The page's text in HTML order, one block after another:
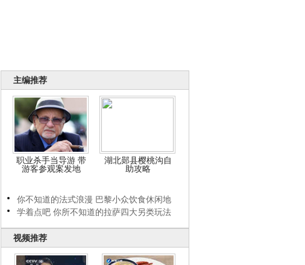
主编推荐
职业杀手当导游 带
游客参观案发地
湖北郧县樱桃沟自
助攻略
你不知道的法式浪漫 巴黎小众饮食休闲地
学着点吧 你所不知道的拉萨四大另类玩法
视频推荐